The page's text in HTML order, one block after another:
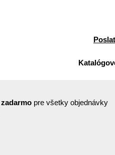
pre všetky objednávky